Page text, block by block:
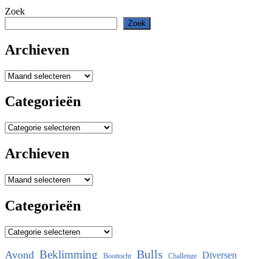
Zoek
Zoek
Archieven
Archieven
Categorieën
Categorieën
Archieven
Archieven
Categorieën
Categorieën
Avond Beklimming Boottocht Bulls Challenge Diversen